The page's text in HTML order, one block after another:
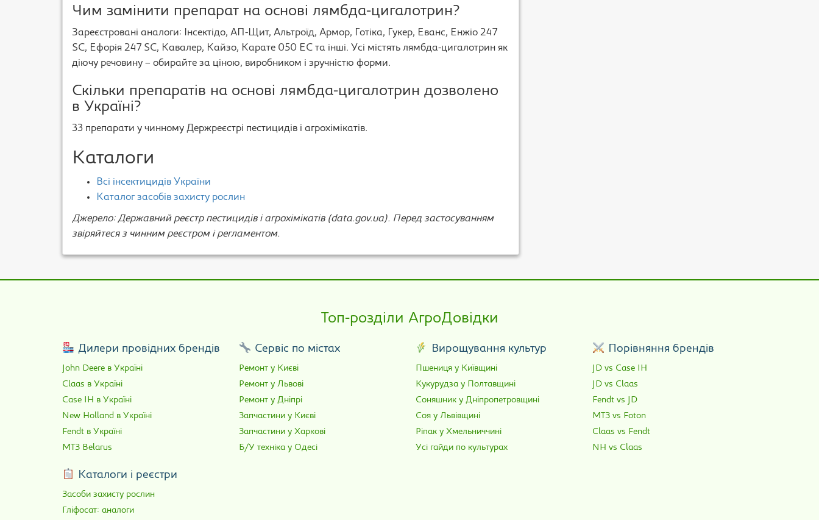
Чим замінити препарат на основі лямбда-цигалотрин?
Зареєстровані аналоги: Інсектідо, АП-Щит, Альтроїд, Армор, Готіка, Гукер, Еванс, Енжіо 247
SC, Ефорія 247 SC, Кавалер, Кайзо, Карате 050 ЕС та інші. Усі містять лямбда-цигалотрин як
діючу речовину – обирайте за ціною, виробником і зручністю форми.
Скільки препаратів на основі лямбда-цигалотрин дозволено
в Україні?
33 препарати у чинному Держреєстрі пестицидів і агрохімікатів.
Каталоги
Всі інсектицидів України
Каталог засобів захисту рослин
Джерело: Державний реєстр пестицидів і агрохімікатів (data.gov.ua). Перед застосуванням
звіряйтеся з чинним реєстром і регламентом.
Топ-розділи АгроДовідки
Дилери провідних брендів
John Deere в Україні
Claas в Україні
Case IH в Україні
New Holland в Україні
Fendt в Україні
МТЗ Belarus
Сервіс по містах
Ремонт у Києві
Ремонт у Львові
Ремонт у Дніпрі
Запчастини у Києві
Запчастини у Харкові
Б/У техніка у Одесі
Вирощування культур
Пшениця у Київщині
Кукурудза у Полтавщині
Соняшник у Дніпропетровщині
Соя у Львівщині
Ріпак у Хмельниччині
Усі гайди по культурах
Порівняння брендів
JD vs Case IH
JD vs Claas
Fendt vs JD
МТЗ vs Foton
Claas vs Fendt
NH vs Claas
Каталоги і реєстри
Засоби захисту рослин
Гліфосат: аналоги